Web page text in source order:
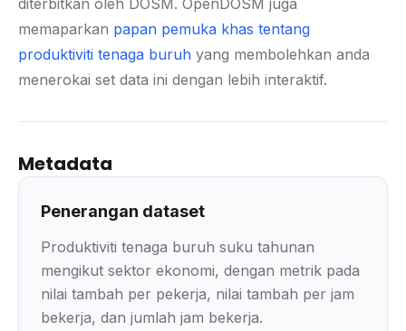
diterbitkan oleh DOSM. OpenDOSM juga
memaparkan papan pemuka khas tentang
produktiviti tenaga buruh yang membolehkan anda
menerokai set data ini dengan lebih interaktif.
Metadata
Penerangan dataset
Produktiviti tenaga buruh suku tahunan
mengikut sektor ekonomi, dengan metrik pada
nilai tambah per pekerja, nilai tambah per jam
bekerja, dan jumlah jam bekerja.